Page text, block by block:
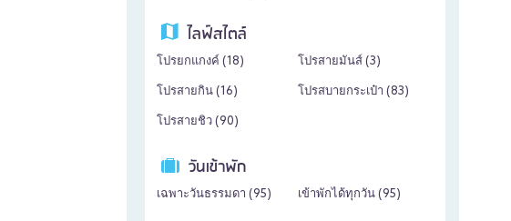
ไลฟ์สไตล์
โปรยกแกงค์ (18) โปรสายมันส์ (3)
โปรสายกิน (16) โปรสบายกระเป๋า (83)
โปรสายชิว ( 90)
วันเข้าพัก
เฉพาะวันธรรมดา ( 95) เข้าพักได้ทุกวัน ( 95)